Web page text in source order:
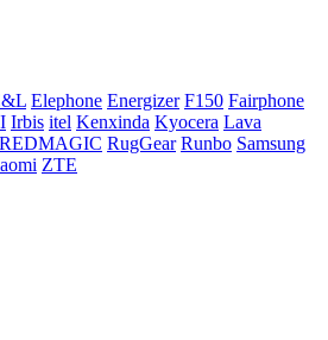
Elephone Energizer F150 Fairphone
Irbis itel Kenxinda Kyocera Lava
REDMAGIC RugGear Runbo Samsung
ZTE